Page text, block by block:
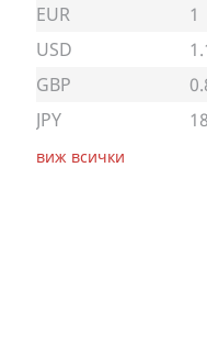
EUR 1
USD
GBP
JPY
виж всички